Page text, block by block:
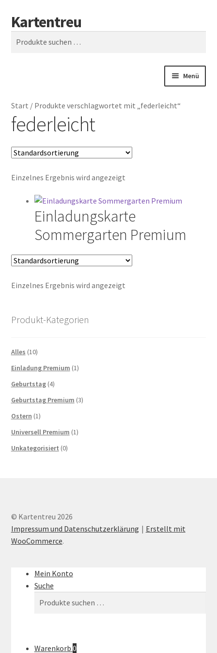
Zur
Navigation
springen
Zum
Inhalt
springen
Kartentreu
Suchen
Menü
Blog
Cookie-Richtlinie (EU)
Echtheit von Bewertungen
Front Page
Impressum Shop
Kreativwerkstatt
Versandarten
Start / Produkte verschlagwortet mit „federleicht“
federleicht
Einzelnes Ergebnis wird angezeigt
Einladungskarte
Sommergarten Premium
Einzelnes Ergebnis wird angezeigt
Produkt-Kategorien
Alles (10)
Einladung Premium (1)
Geburtstag (4)
Geburtstag Premium (3)
Ostern (1)
Universell Premium (1)
Unkategorisiert (0)
© Kartentreu 2026
Impressum und Datenschutzerklärung
Erstellt mit
WooCommerce.
Mein Konto
Suche
Warenkorb 0